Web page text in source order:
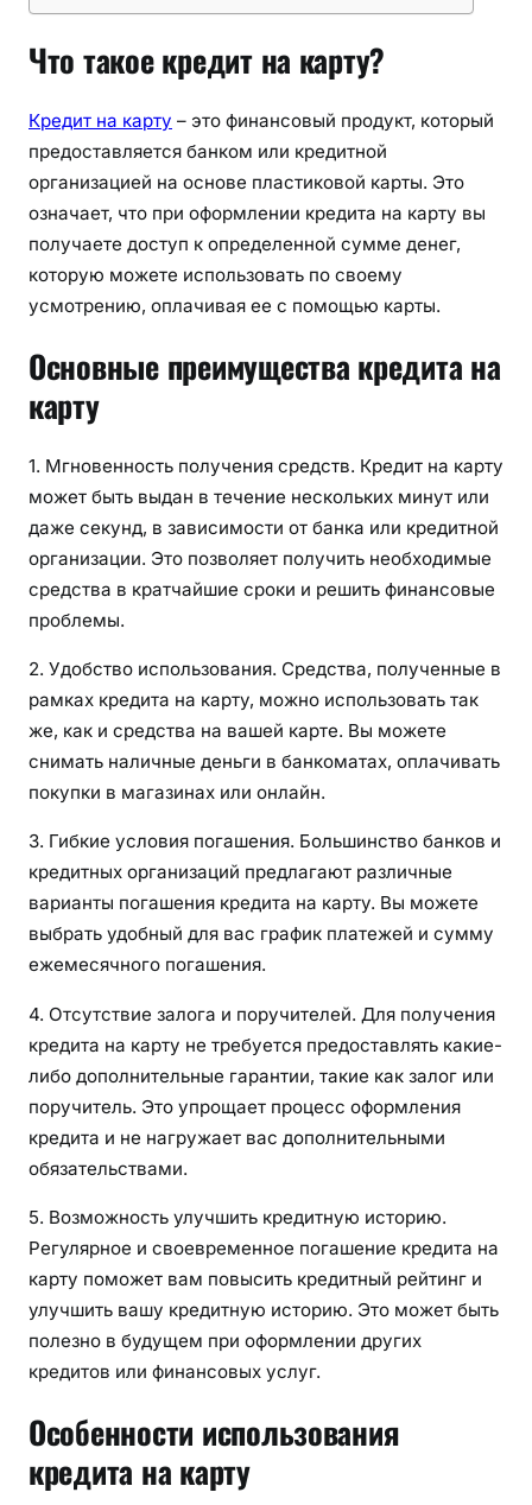
Что такое кредит на карту?
Кредит на карту – это финансовый продукт, который
предоставляется банком или кредитной
организацией на основе пластиковой карты. Это
означает, что при оформлении кредита на карту вы
получаете доступ к определенной сумме денег,
которую можете использовать по своему
усмотрению, оплачивая ее с помощью карты.
Основные преимущества кредита на
карту
1. Мгновенность получения средств. Кредит на карту
может быть выдан в течение нескольких минут или
даже секунд, в зависимости от банка или кредитной
организации. Это позволяет получить необходимые
средства в кратчайшие сроки и решить финансовые
проблемы.
2. Удобство использования. Средства, полученные в
рамках кредита на карту, можно использовать так
же, как и средства на вашей карте. Вы можете
снимать наличные деньги в банкоматах, оплачивать
покупки в магазинах или онлайн.
3. Гибкие условия погашения. Большинство банков и
кредитных организаций предлагают различные
варианты погашения кредита на карту. Вы можете
выбрать удобный для вас график платежей и сумму
ежемесячного погашения.
4. Отсутствие залога и поручителей. Для получения
кредита на карту не требуется предоставлять какие-
либо дополнительные гарантии, такие как залог или
поручитель. Это упрощает процесс оформления
кредита и не нагружает вас дополнительными
обязательствами.
5. Возможность улучшить кредитную историю.
Регулярное и своевременное погашение кредита на
карту поможет вам повысить кредитный рейтинг и
улучшить вашу кредитную историю. Это может быть
полезно в будущем при оформлении других
кредитов или финансовых услуг.
Особенности использования
кредита на карту